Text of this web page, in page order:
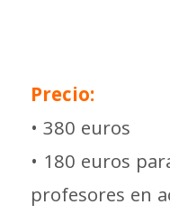
Precio:
• 380 euros
• 180 euros
profesores en